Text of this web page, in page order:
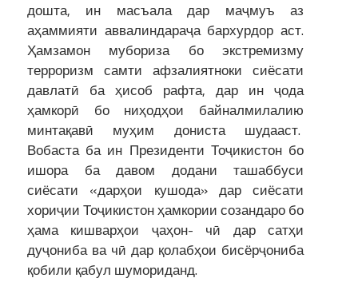
дошта, ин масъала дар маҷмуъ аз
аҳаммияти аввалиндараҷа бархурдор аст.
Ҳамзамон мубориза бо экстремизму
терроризм самти афзалиятноки сиёсати
давлатӣ ба ҳисоб рафта, дар ин ҷода
ҳамкорӣ бо ниҳодҳои байналмилалию
минтақавӣ муҳим дониста шудааст.
Вобаста ба ин Президенти Тоҷикистон бо
ишора ба давом додани ташаббуси
сиёсати «дарҳои кушода» дар сиёсати
хориҷии Тоҷикистон ҳамкории созандаро бо
ҳама кишварҳои ҷаҳон- чӣ дар сатҳи
дуҷониба ва чӣ дар қолабҳои бисёрҷониба
қобили қабул шумориданд.